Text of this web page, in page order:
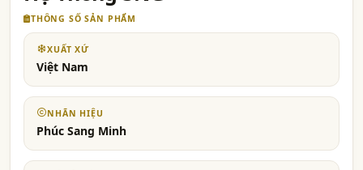
THÔNG SỐ SẢN PHẨM
XUẤT XỨ
Việt Nam
NHÃN HIỆU
Phúc Sang Minh